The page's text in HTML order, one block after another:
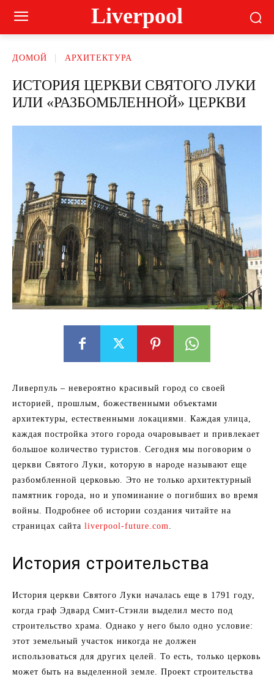
Liverpool
ДОМОЙ АРХИТЕКТУРА
ИСТОРИЯ ЦЕРКВИ СВЯТОГО ЛУКИ
ИЛИ «РАЗБОМБЛЕННОЙ» ЦЕРКВИ
Ливерпуль – невероятно красивый город со своей
историей, прошлым, божественными объектами
архитектуры, естественными локациями. Каждая улица,
каждая постройка этого города очаровывает и привлекает
большое количество туристов. Сегодня мы поговорим о
церкви Святого Луки, которую в народе называют еще
разбомбленной церковью. Это не только архитектурный
памятник города, но и упоминание о погибших во время
войны. Подробнее об истории создания читайте на
страницах сайта liverpool-future.com.
История строительства
История церкви Святого Луки началась еще в 1791 году,
когда граф Эдвард Смит-Стэнли выделил место под
строительство храма. Однако у него было одно условие:
этот земельный участок никогда не должен
использоваться для других целей. То есть, только церковь
может быть на выделенной земле. Проект строительства